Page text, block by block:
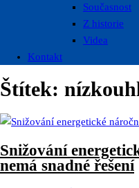
Současnost
Z historie
Videa
Kontakt
Štítek:
Snižování
nemá snadné řešení